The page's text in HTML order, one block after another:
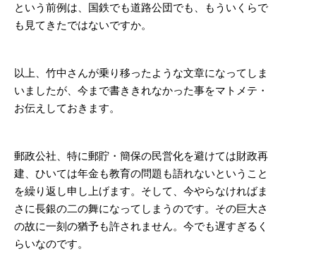
という前例は、国鉄でも道路公団でも、もういくらで
も見てきたではないですか。
以上、竹中さんが乗り移ったような文章になってしま
いましたが、今まで書ききれなかった事をマトメテ・
お伝えしておきます。
郵政公社、特に郵貯・簡保の民営化を避けては財政再
建、ひいては年金も教育の問題も語れないということ
を繰り返し申し上げます。そして、今やらなければま
さに長銀の二の舞になってしまうのです。その巨大さ
の故に一刻の猶予も許されません。今でも遅すぎるく
らいなのです。